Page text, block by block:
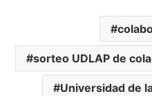
sorteo UDLAP de
Universidad de